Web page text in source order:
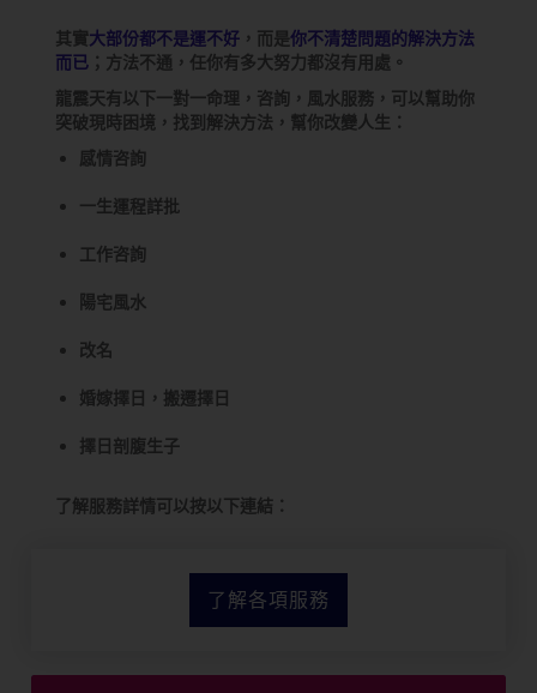
其實大部份都不是運不好 ，而是你不清楚問題的解決方法
而已 ；方法不通，任你有多大努力都沒有用處。
龍震天有以下一對一命理，咨詢，風水服務，可以幫助你
突破現時困境，找到解決方法，幫你改變人生：
感情咨詢
一生運程詳批
工作咨詢
陽宅風水
改名
婚嫁擇日，搬遷擇日
擇日剖腹生子
了解服務詳情可以按以下連結：
了解各項服務